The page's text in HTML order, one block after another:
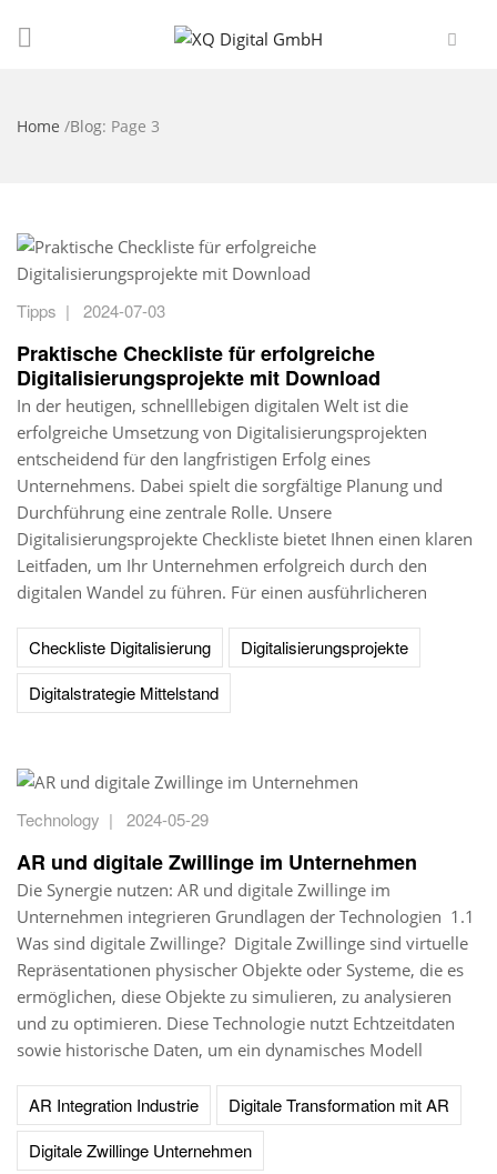
Home /Blog: Page 3
Tipps | 2024-07-03
Praktische Checkliste für erfolgreiche
Digitalisierungsprojekte mit Download
In der heutigen, schnelllebigen digitalen Welt ist die
erfolgreiche Umsetzung von Digitalisierungsprojekten
entscheidend für den langfristigen Erfolg eines
Unternehmens. Dabei spielt die sorgfältige Planung und
Durchführung eine zentrale Rolle. Unsere
Digitalisierungsprojekte Checkliste bietet Ihnen einen klaren
Leitfaden, um Ihr Unternehmen erfolgreich durch den
digitalen Wandel zu führen. Für einen ausführlicheren
Checkliste Digitalisierung
Digitalisierungsprojekte
Digitalstrategie Mittelstand
Technology | 2024-05-29
AR und digitale Zwillinge im Unternehmen
Die Synergie nutzen: AR und digitale Zwillinge im
Unternehmen integrieren Grundlagen der Technologien 1.1
Was sind digitale Zwillinge? Digitale Zwillinge sind virtuelle
Repräsentationen physischer Objekte oder Systeme, die es
ermöglichen, diese Objekte zu simulieren, zu analysieren
und zu optimieren. Diese Technologie nutzt Echtzeitdaten
sowie historische Daten, um ein dynamisches Modell
AR Integration Industrie
Digitale Transformation mit AR
Digitale Zwillinge Unternehmen